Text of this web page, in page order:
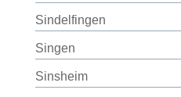
Sindelfingen
Singen
Sinsheim